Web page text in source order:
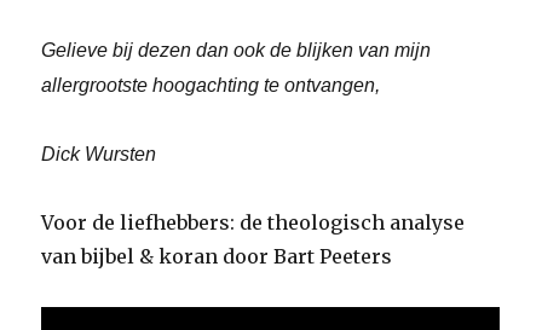
Gelieve bij dezen dan ook de blijken van mijn
allergrootste hoogachting te ontvangen,
Dick Wursten
Voor de liefhebbers: de theologisch analyse
van bijbel & koran door Bart Peeters